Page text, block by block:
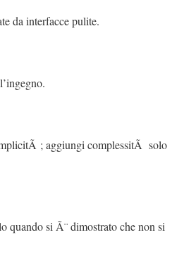
da interfacce pulite.
; aggiungi complessitÃ solo
quando si Ã¨ dimostrato che non si